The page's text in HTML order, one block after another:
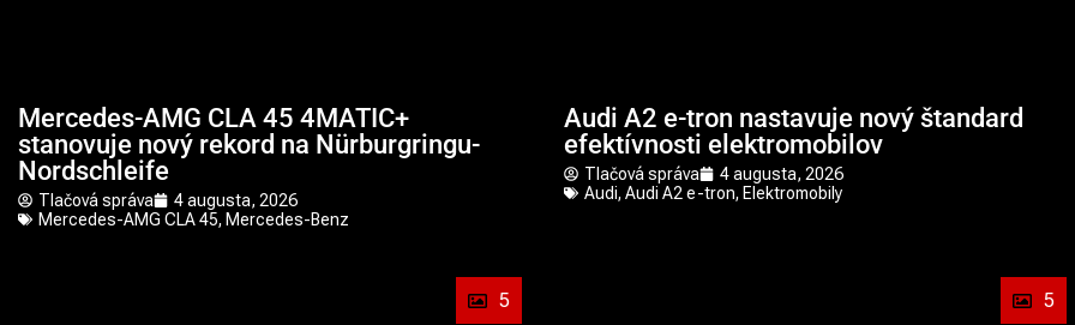
Mercedes-AMG CLA 45 4MATIC+
stanovuje nový rekord na Nürburgringu-
Nordschleife
Tlačová správa
4 augusta, 2026
Mercedes-AMG CLA 45, Mercedes-Benz
Audi A2 e-tron nastavuje nový štandard
efektívnosti elektromobilov
Tlačová správa
4 augusta, 2026
Audi,Audi A2 e-tron, Elektromobily
5 5